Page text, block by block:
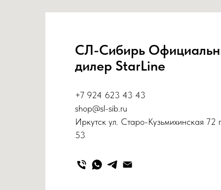
СЛ-Сибирь
дилер StarLine
+7 924 623 43 43
shop@sl-sib.ru
Иркутск ул. Старо-Кузьмихинская 72
53